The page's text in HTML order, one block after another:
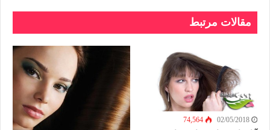
مقالات مرتبط
02/05/2018
74,564